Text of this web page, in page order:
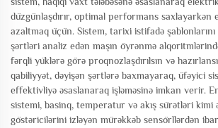
düzgünlaşdırır, optimal performans saxlayarkən
azaltmaq üçün. Sistem, tarixi istifadə şablonlarını
şərtləri analiz edən maşın öyrənmə
fərqli yüklərə görə proqnozlaşdırılsın və
qabiliyyət, dəyişən şərtlərə baxmayaraq, üfəyici
effektivliyə əsaslanaraq işləməsinə imkan verir.
sistemi, basinq, temperatur və akış sürətləri kimi
göstəricilərini izləyən mürəkkəb sensörllərdən